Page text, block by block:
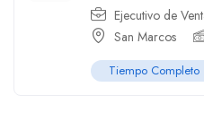
Ejecutivo de
San Marcos
Tiempo Completo